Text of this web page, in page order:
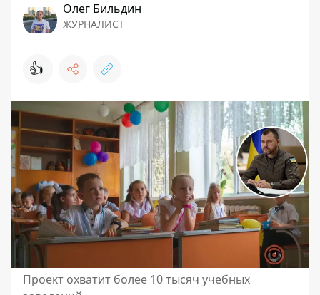
Олег Бильдин
ЖУРНАЛИСТ
👍
Проект охватит более 10 тысяч учебных